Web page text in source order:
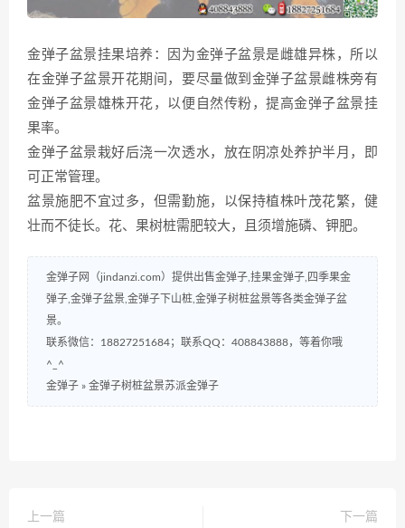
金弹子盆景挂果培养：因为金弹子盆景是雌雄异株，所以
在金弹子盆景开花期间，要尽量做到金弹子盆景雌株旁有
金弹子盆景雄株开花，以便自然传粉，提高金弹子盆景挂
果率。
金弹子盆景栽好后浇一次透水，放在阴凉处养护半月，即
可正常管理。
盆景施肥不宜过多，但需勤施，以保持植株叶茂花繁，健
壮而不徒长。花、果树桩需肥较大，且须增施磷、钾肥。
金弹子网（jindanzi.com）提供出售金弹子,挂果金弹子,四季果金
弹子,金弹子盆景,金弹子下山桩,金弹子树桩盆景等各类金弹子盆
景。
联系微信：18827251684；联系QQ：408843888，等着你哦
^_^
金弹子 » 金弹子树桩盆景苏派金弹子
上一篇
下一篇